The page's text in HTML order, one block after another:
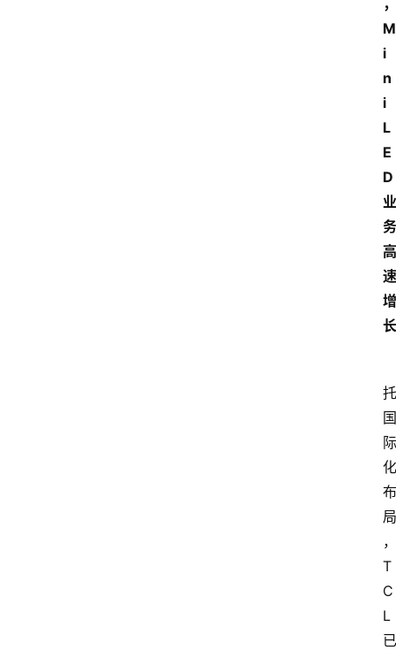
，
M
i
n
i
L
E
D
业
务
高
速
增
长
托
国
际
化
布
局
，
T
C
L
已